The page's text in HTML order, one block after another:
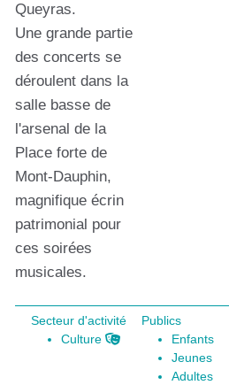
Queyras.
Une grande partie
des concerts se
déroulent dans la
salle basse de
l'arsenal de la
Place forte de
Mont-Dauphin,
magnifique écrin
patrimonial pour
ces soirées
musicales.
Secteur d'activité
Culture
Publics
Enfants
Jeunes
Adultes